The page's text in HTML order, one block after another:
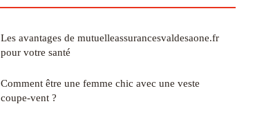
Les avantages de mutuelleassurancesvaldesaone.fr
pour votre santé
Comment être une femme chic avec une veste
coupe-vent ?